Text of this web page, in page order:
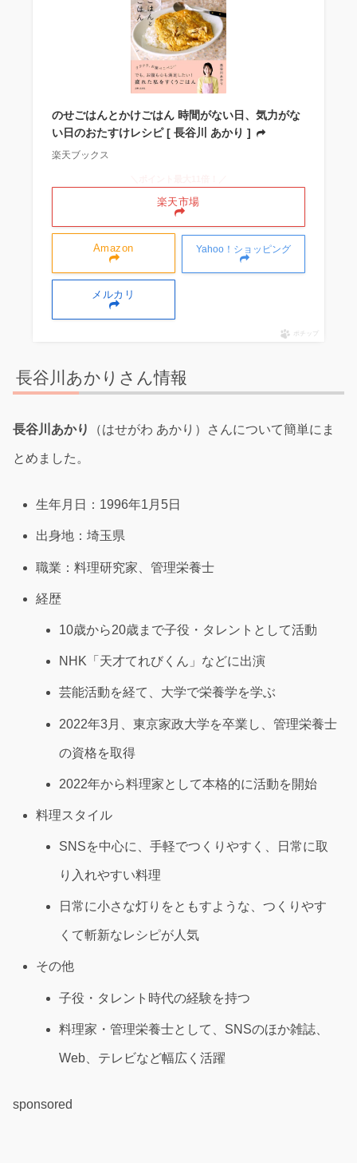
のせごはんとかけごはん 時間がない日、気力がな
い日のおたすけレシピ [ 長谷川 あかり ]
楽天ブックス
Amazon
楽天市場
Yahoo！ショッピング
メルカリ
ポチップ
長谷川あかりさん情報
長谷川あかり （はせがわ あかり）さんについて簡単にま
とめました。
生年月日：1996年1月5日
出身地：埼玉県
職業：料理研究家、管理栄養士
経歴
10歳から20歳まで子役・タレントとして活動
NHK「天才てれびくん」などに出演
芸能活動を経て、大学で栄養学を学ぶ
2022年3月、東京家政大学を卒業し、管理栄養士
の資格を取得
2022年から料理家として本格的に活動を開始
料理スタイル
SNSを中心に、手軽でつくりやすく、日常に取
り入れやすい料理
日常に小さな灯りをともすような、つくりやす
くて斬新なレシピが人気
その他
子役・タレント時代の経験を持つ
料理家・管理栄養士として、SNSのほか雑誌、
Web、テレビなど幅広く活躍
sponsored